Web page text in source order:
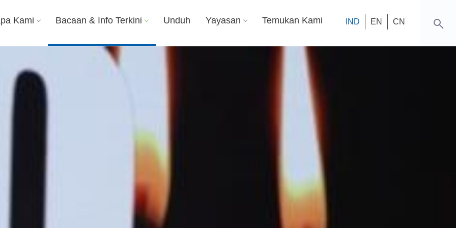
IND EN CN
Kami Bacaan & Info Terkini Unduh Yayasan Temukan Kami